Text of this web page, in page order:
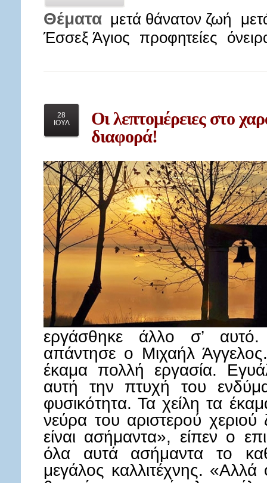
Θέματα μετά θάνατον ζωή
Έσσεξ Άγιος προφητείες
28
ΙΟΥΛ
Οιλεπτομέρειες στο
διαφορά!
εργάσθηκε άλλο σ’
απάντησε ο Μιχαήλ
έκαμα πολλή εργασία.
αυτή την πτυχή του
φυσικότητα. Τα χείλη τα
νεύρα του αριστερού
είναι ασήμαντα», είπεν ο
όλα αυτά ασήμαντα το
μεγάλος καλλιτέχνης.